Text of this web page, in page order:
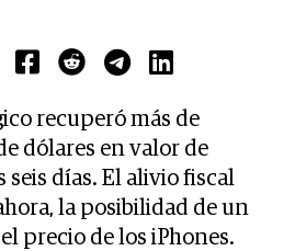
recuperó más de
dólares en valor de
seis días. El alivio fiscal
la posibilidad de un
precio de los iPhones.